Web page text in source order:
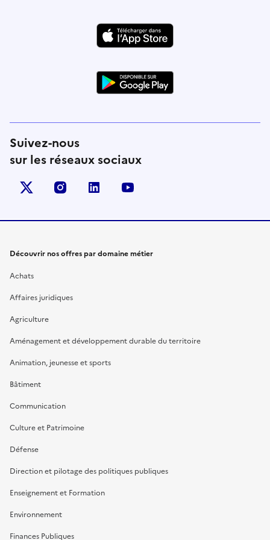
Suivez-nous
sur les réseaux sociaux
X (anciennement Twitter)
instagramlinkedin
Découvrir nos offres par domaine métier
Achats
Affaires juridiques
Agriculture
Aménagement et développement durable du territoire
Animation, jeunesse et sports
Bâtiment
Communication
Culture et Patrimoine
Défense
Direction et pilotage des politiques publiques
Enseignement et Formation
Environnement
Finances Publiques